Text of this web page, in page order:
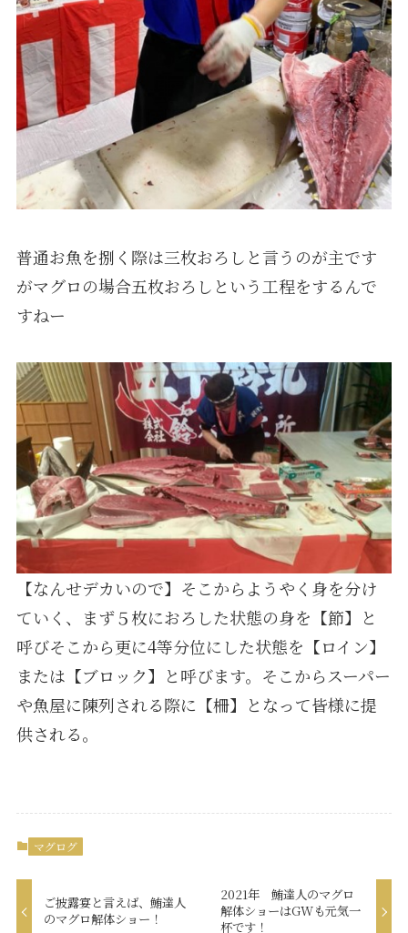
普通お魚を捌く際は三枚おろしと言うのが主です
がマグロの場合五枚おろしという工程をするんで
すねー
【なんせデカいので】 そこからようやく身を分け
ていく、まず５枚におろした状態の身を【節】と
呼びそこから更に4等分位にした状態を【ロイン】
または【ブロック】と呼びます。 そこからスーパー
や魚屋に陳列される際に【柵】となって皆様に提
供される。
マグログ
ご披露宴と言えば、鮪達人
のマグロ解体ショー！
2021年 鮪達人のマグロ
解体ショーはGWも元気一
杯です！